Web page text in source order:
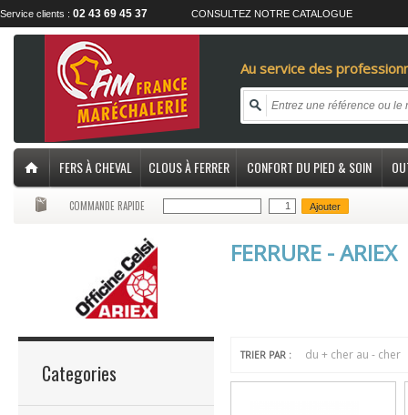
Service clients : 02 43 69 45 37 CONSULTEZ NOTRE CATALOGUE
Au service des
FERS À CHEVAL CLOUS À FERRER CONFORT DU PIED & SOIN
COMMANDE RAPIDE Ajouter
FERRURE - ARIEX
Categories
TRIER PAR : du + cher au - cher